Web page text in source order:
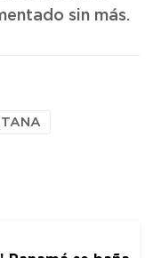
sin más.